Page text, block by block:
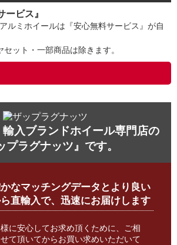
ービス』
ルミホイールは『安心無料サービス』が自
ット・一部商品は除きます。
入ブランドホイール専門店の
プラグナッツ』です。
なマッチングデータとより良い
直輸入で、迅速にお届けします
に安心してお求め頂くために、ご相
て頂いてからお買い求めいただいて